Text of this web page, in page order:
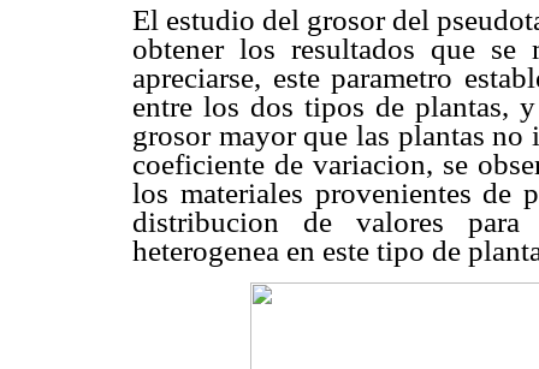
El estudio del grosor del
obtener los resultados que
apreciarse, este parametro
entre los dos tipos de plantas,
grosor mayor que las plantas
coeficiente de variacion, se
los materiales provenientes de
distribucion de valores
heterogenea en este tipo de